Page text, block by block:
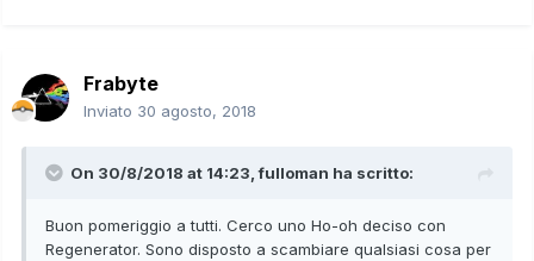
Frabyte
Inviato 30 agosto, 2018
On 30/8/2018 at 14:23,fulloman ha scritto:
Buon pomeriggio a tutti. Cerco uno Ho-oh deciso con
Regenerator. Sono disposto a scambiare qualsiasi cosa per